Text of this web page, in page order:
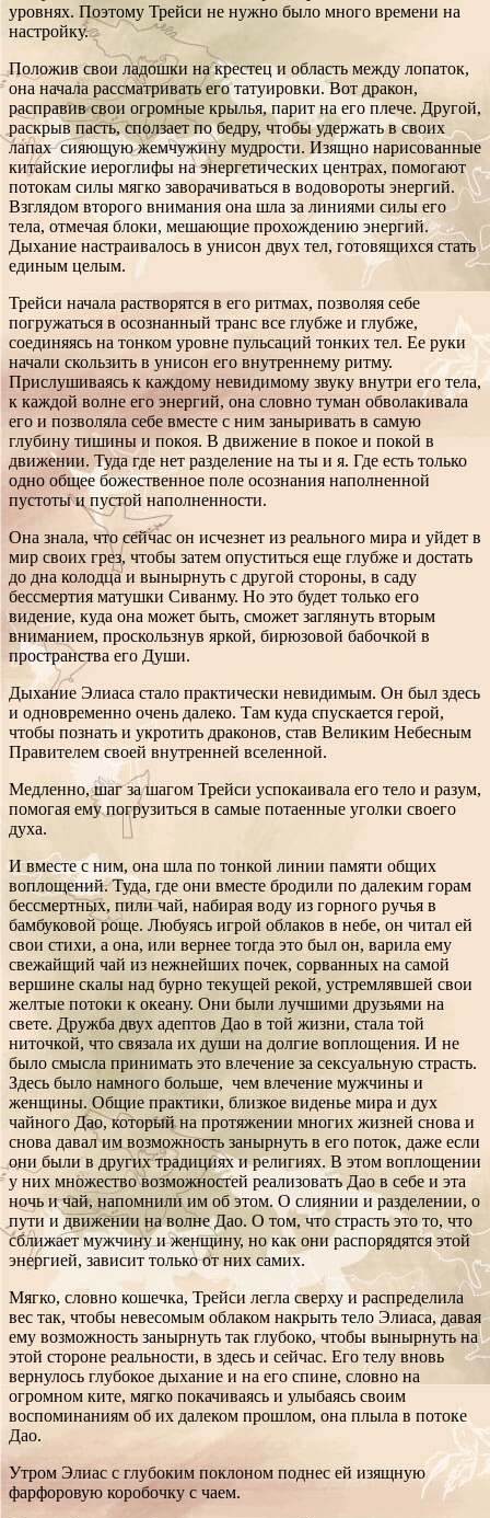
уровнях. Поэтому Трейси не нужно было много времени на
настройку.
Положив свои ладошки на крестец и область между лопаток,
она начала рассматривать его татуировки. Вот дракон,
расправив свои огромные крылья, парит на его плече. Другой,
раскрыв пасть, сползает по бедру, чтобы удержать в своих
лапах сияющую жемчужину мудрости. Изящно нарисованные
китайские иероглифы на энергетических центрах, помогают
потокам силы мягко заворачиваться в водовороты энергий.
Взглядом второго внимания она шла за линиями силы его
тела, отмечая блоки, мешающие прохождению энергий.
Дыхание настраивалось в унисон двух тел, готовящихся стать
единым целым.
Трейси начала растворятся в его ритмах, позволяя себе
погружаться в осознанный транс все глубже и глубже,
соединяясь на тонком уровне пульсаций тонких тел. Ее руки
начали скользить в унисон его внутреннему ритму.
Прислушиваясь к каждому невидимому звуку внутри его тела,
к каждой волне его энергий, она словно туман обволакивала
его и позволяла себе вместе с ним заныривать в самую
глубину тишины и покоя. В движение в покое и покой в
движении. Туда где нет разделение на ты и я. Где есть только
одно общее божественное поле осознания наполненной
пустоты и пустой наполненности.
Она знала, что сейчас он исчезнет из реального мира и уйдет в
мир своих грез, чтобы затем опуститься еще глубже и достать
до дна колодца и вынырнуть с другой стороны, в саду
бессмертия матушки Сиванму. Но это будет только его
видение, куда она может быть, сможет заглянуть вторым
вниманием, проскользнув яркой, бирюзовой бабочкой в
пространства его Души.
Дыхание Элиаса стало практически невидимым. Он был здесь
и одновременно очень далеко. Там куда спускается герой,
чтобы познать и укротить драконов, став Великим Небесным
Правителем своей внутренней вселенной.
Медленно, шаг за шагом Трейси успокаивала его тело и разум,
помогая ему погрузиться в самые потаенные уголки своего
духа.
И вместе с ним, она шла по тонкой линии памяти общих
воплощений. Туда, где они вместе бродили по далеким горам
бессмертных, пили чай, набирая воду из горного ручья в
бамбуковой роще. Любуясь игрой облаков в небе, он читал ей
свои стихи, а она, или вернее тогда это был он, варила ему
свежайщий чай из нежнейших почек, сорванных на самой
вершине скалы над бурно текущей рекой, устремлявшей свои
желтые потоки к океану. Они были лучшими друзьями на
свете. Дружба двух адептов Дао в той жизни, стала той
ниточкой, что связала их души на долгие воплощения. И не
было смысла принимать это влечение за сексуальную страсть.
Здесь было намного больше, чем влечение мужчины и
женщины. Общие практики, близкое виденье мира и дух
чайного Дао, который на протяжении многих жизней снова и
снова давал им возможность занырнуть в его поток, даже если
они были в других традициях и религиях. В этом воплощении
у них множество возможностей реализовать Дао в себе и эта
ночь и чай, напомнили им об этом. О слиянии и разделении, о
пути и движении на волне Дао. О том, что страсть это то, что
сближает мужчину и женщину, но как они распорядятся этой
энергией, зависит только от них самих.
Мягко, словно кошечка, Трейси легла сверху и распределила
вес так, чтобы невесомым облаком накрыть тело Элиаса, давая
ему возможность занырнуть так глубоко, чтобы вынырнуть на
этой стороне реальности, в здесь и сейчас. Его телу вновь
вернулось глубокое дыхание и на его спине, словно на
огромном ките, мягко покачиваясь и улыбаясь своим
воспоминаниям об их далеком прошлом, она плыла в потоке
Дао.
Утром Элиас с глубоким поклоном поднес ей изящную
фарфоровую коробочку с чаем.